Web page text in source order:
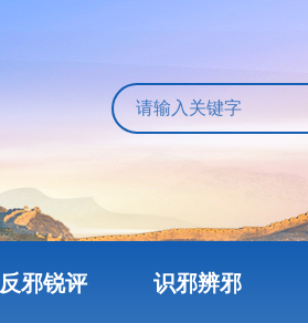
反邪锐评 识邪辨邪